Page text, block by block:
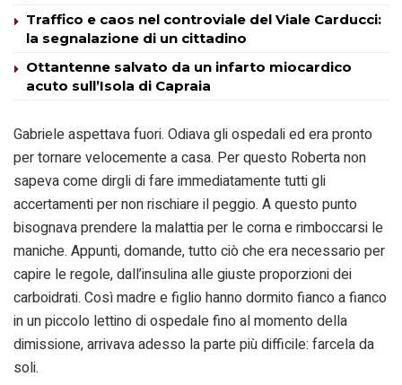
Traffico e caos nel controviale del Viale Carducci:
la segnalazione di un cittadino
Ottantenne salvato da un infarto miocardico
acuto sull’Isola di Capraia
Gabriele aspettava fuori. Odiava gli ospedali ed era pronto
per tornare velocemente a casa. Per questo Roberta non
sapeva come dirgli di fare immediatamente tutti gli
accertamenti per non rischiare il peggio. A questo punto
bisognava prendere la malattia per le corna e rimboccarsi le
maniche. Appunti, domande, tutto ciò che era necessario per
capire le regole, dall’insulina alle giuste proporzioni dei
carboidrati. Così madre e figlio hanno dormito fianco a fianco
in un piccolo lettino di ospedale fino al momento della
dimissione, arrivava adesso la parte più difficile: farcela da
soli.